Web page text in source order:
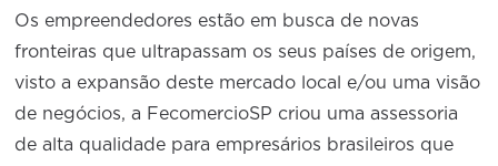
Os empreendedores estão em busca de novas
fronteiras que ultrapassam os seus países de origem,
visto a expansão deste mercado local e/ou uma visão
de negócios, a FecomercioSP criou uma assessoria
de alta qualidade para empresários brasileiros que